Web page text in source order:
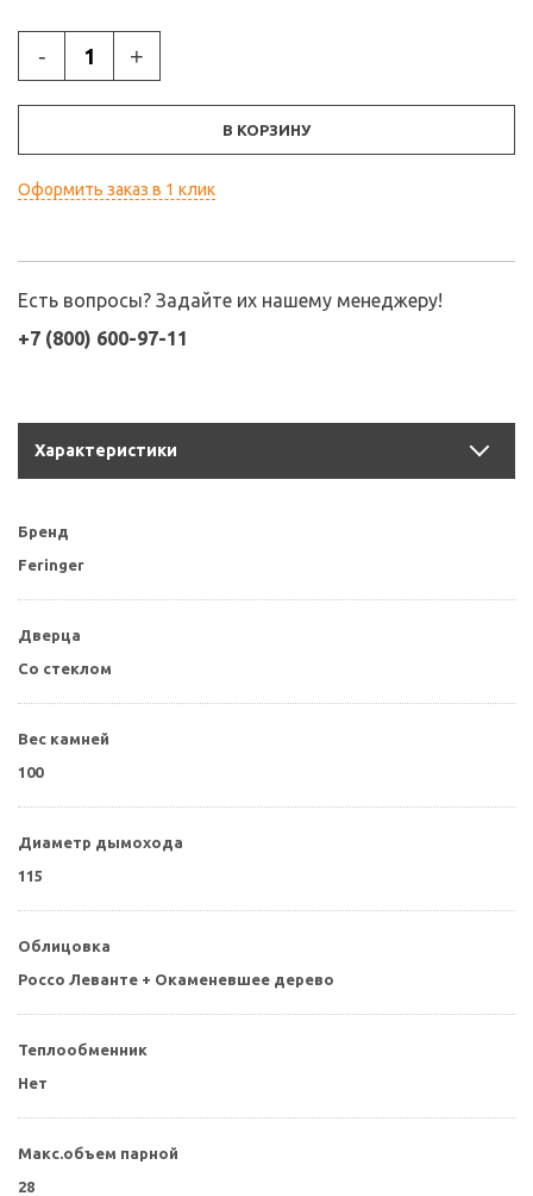
- +
В КОРЗИНУ
Оформить заказ в 1 клик
Есть вопросы? Задайте их нашему менеджеру!
+7 (800) 600-97-11
Характеристики
Бренд
Feringer
Дверца
Со стеклом
Вес камней
100
Диаметр дымохода
115
Облицовка
Россо Леванте + Окаменевшее дерево
Теплообменник
Нет
Макс.объем парной
28